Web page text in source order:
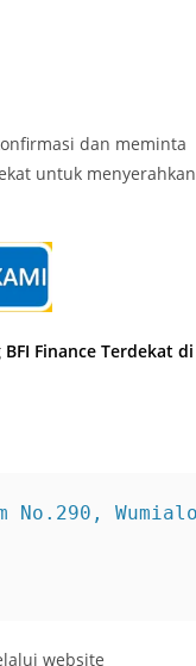
dan meminta
untuk menyerahkan
Finance Terdekat di
website